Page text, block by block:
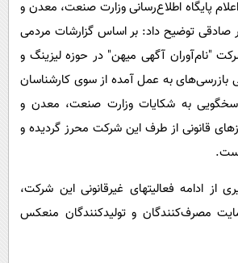
سرگرمی
فناوری
حوادث
محیط زیست
فرهنگی
بین الملل
پیامک
روانشناسی
آشپزی
پایگاه اطلاع‌رسانی وزارت صنعت، معدن و
صادقی توضیح داد: بر اساس گزارشات مردمی
"نام‌آوران آگهی میهن" در حوزه لیزینگ و
بازرسی‌های به عمل آمده از سوی کارشناسان
به شکایات وزارت صنعت، معدن و
قانونی از طرف این شرکت محرز گردیده و
از ادامه فعالیتهای غیرقانونی این شرکت،
مصرف‌کنندگان و تولیدکنندگان منعکس